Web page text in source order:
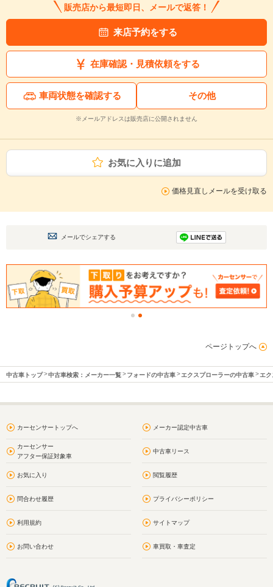
販売店から最短即日、メールで返答！
来店予約をする
在庫確認・見積依頼をする
車両状態を確認する その他
※メールアドレスは販売店に公開されません
お気に入りに追加
価格見直しメールを受け取る
メールでシェアする
ページトップへ
中古車トップ 中古車検索：メーカー一覧 フォードの中古車 エクスプローラーの中古車 エ
カーセンサートップへ メーカー認定中古車
カーセンサー
アフター保証対象車
中古車リース
お気に入り 閲覧履歴
問合わせ履歴 プライバシーポリシー
利用規約 サイトマップ
お問い合わせ 車買取・車査定